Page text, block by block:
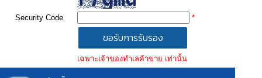
Security Code *
เฉพาะเจ้าของทำเลค้าขาย เท่านั้น